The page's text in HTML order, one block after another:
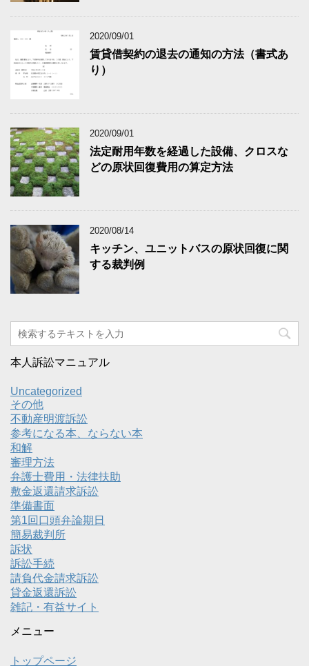
2020/09/01
賃貸借契約の退去の通知の方法（書式あ
り）
2020/09/01
法定耐用年数を経過した設備、クロスな
どの原状回復費用の算定方法
2020/08/14
キッチン、ユニットバスの原状回復に関
する裁判例
本人訴訟マニュアル
Uncategorized
その他
不動産明渡訴訟
参考になる本、ならない本
和解
審理方法
弁護士費用・法律扶助
敷金返還請求訴訟
準備書面
第1回口頭弁論期日
簡易裁判所
訴状
訴訟手続
請負代金請求訴訟
貸金返還訴訟
雑記・有益サイト
メニュー
トップページ